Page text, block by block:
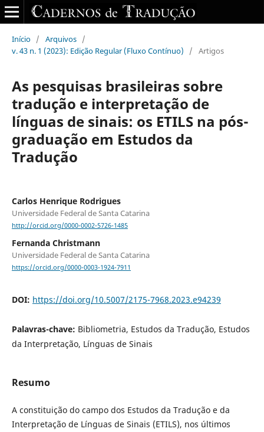
Início / Arquivos /
v. 43 n. 1 (2023): Edição Regular (Fluxo Contínuo)
/ Artigos
As pesquisas brasileiras sobre
tradução e interpretação de
línguas de sinais: os ETILS na pós-
graduação em Estudos da
Tradução
Carlos Henrique Rodrigues
Universidade Federal de Santa Catarina
http://orcid.org/0000-0002-5726-1485
Fernanda Christmann
Universidade Federal de Santa Catarina
https://orcid.org/0000-0003-1924-7911
DOI: https://doi.org/10.5007/2175-7968.2023.e94239
Palavras-chave: Bibliometria, Estudos da Tradução, Estudos
da Interpretação, Línguas de Sinais
Resumo
A constituição do campo dos Estudos da Tradução e da
Interpretação de Línguas de Sinais (ETILS), nos últimos